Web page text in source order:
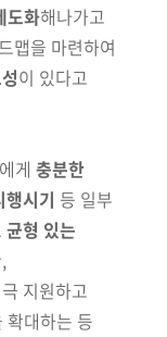
도화해나가고
맵을 마련하여
이 있다고
에게 충분한
행시기 등 일부
균형 있는
지원하고
확대하는 등